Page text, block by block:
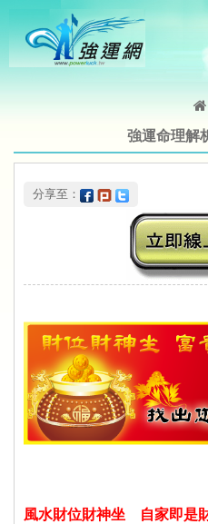
強運命理解
分享至：
風水財位財神坐 自家即是